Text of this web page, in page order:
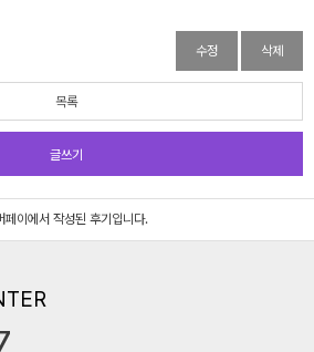
수정 삭제
목록
글쓰기
페이에서 작성된 후기입니다.